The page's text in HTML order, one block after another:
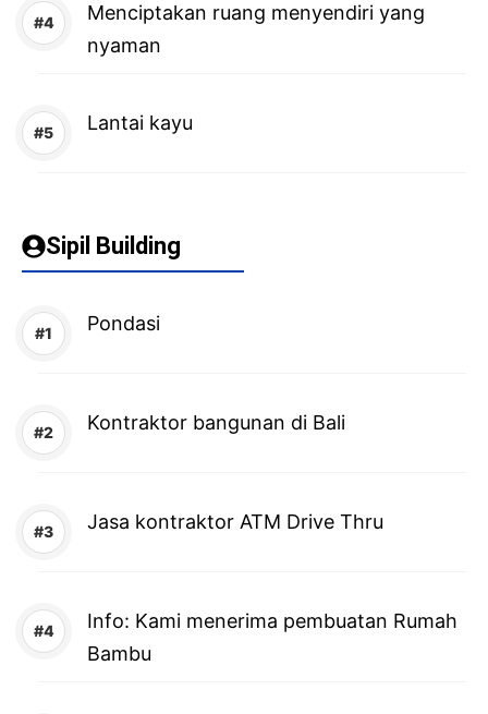
Menciptakan ruang menyendiri yang
nyaman
Lantai kayu
Sipil Building
Pondasi
Kontraktor bangunan di Bali
Jasa kontraktor ATM Drive Thru
Info: Kami menerima pembuatan Rumah
Bambu